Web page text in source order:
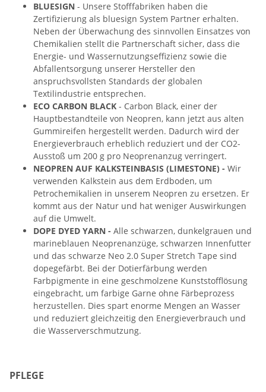
BLUESIGN - Unsere Stofffabriken haben die
Zertifizierung als bluesign System Partner erhalten.
Neben der Überwachung des sinnvollen Einsatzes von
Chemikalien stellt die Partnerschaft sicher, dass die
Energie- und Wassernutzungseffizienz sowie die
Abfallentsorgung unserer Hersteller den
anspruchsvollsten Standards der globalen
Textilindustrie entsprechen.
ECO CARBON BLACK - Carbon Black, einer der
Hauptbestandteile von Neopren, kann jetzt aus alten
Gummireifen hergestellt werden. Dadurch wird der
Energieverbrauch erheblich reduziert und der CO2-
Ausstoß um 200 g pro Neoprenanzug verringert.
NEOPREN AUF KALKSTEINBASIS (LIMESTONE) - Wir
verwenden Kalkstein aus dem Erdboden, um
Petrochemikalien in unserem Neopren zu ersetzen. Er
kommt aus der Natur und hat weniger Auswirkungen
auf die Umwelt.
DOPE DYED YARN - Alle schwarzen, dunkelgrauen und
marineblauen Neoprenanzüge, schwarzen Innenfutter
und das schwarze Neo 2.0 Super Stretch Tape sind
dopegefärbt. Bei der Dotierfärbung werden
Farbpigmente in eine geschmolzene Kunststofflösung
eingebracht, um farbige Garne ohne Färbeprozess
herzustellen. Dies spart enorme Mengen an Wasser
und reduziert gleichzeitig den Energieverbrauch und
die Wasserverschmutzung.
PFLEGE